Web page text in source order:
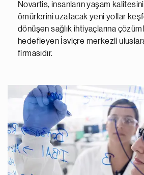
Novartis, insanların yaşam kalitesini
ömürlerini uzatacak yeni yollar
dönüşen sağlık ihtiyaçlarına
hedefleyen İsviçre merkezli
firmasıdır.